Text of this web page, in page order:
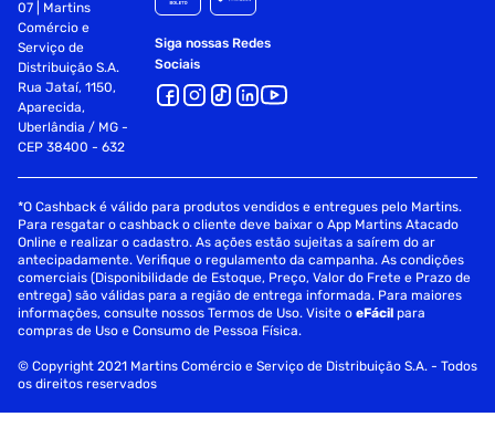
07 | Martins
Comércio e
Serviço de
Distribuição S.A.
Rua Jataí, 1150,
Aparecida,
Uberlândia / MG -
CEP 38400 - 632
Siga nossas Redes
Sociais
*O Cashback é válido para produtos vendidos e entregues pelo Martins.
Para resgatar o cashback o cliente deve baixar o App Martins Atacado
Online e realizar o cadastro. As ações estão sujeitas a saírem do ar
antecipadamente. Verifique o regulamento da campanha. As condições
comerciais (Disponibilidade de Estoque, Preço, Valor do Frete e Prazo de
entrega) são válidas para a região de entrega informada. Para maiores
informações, consulte nossos Termos de Uso. Visite oeFácil para
compras de Uso e Consumo de Pessoa Física.
© Copyright 2021 Martins Comércio e Serviço de Distribuição S.A. - Todos
os direitos reservados